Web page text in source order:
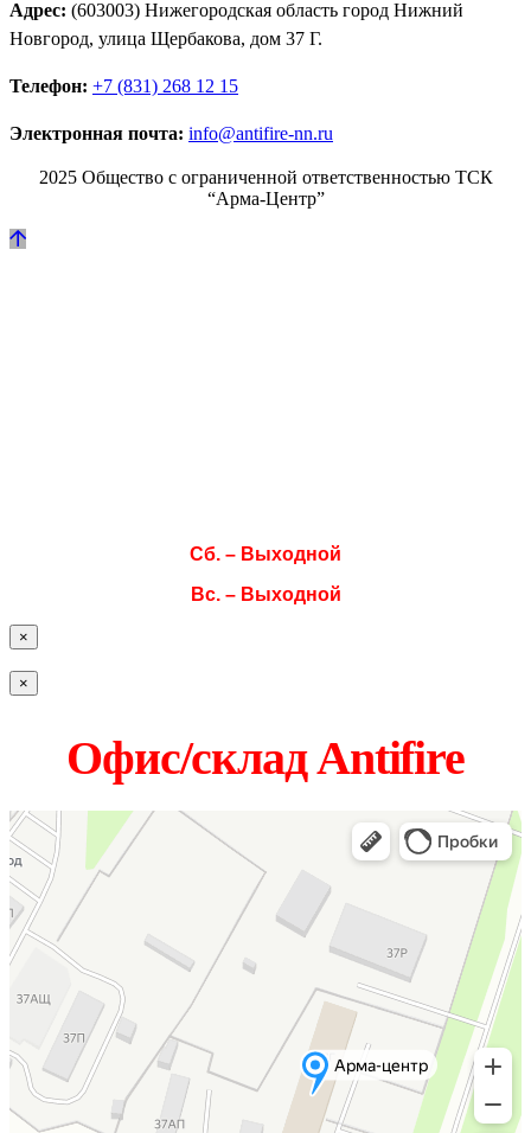
Адрес: (603003) Нижегородская область город Нижний
Новгород, улица Щербакова, дом 37 Г.
Телефон: +7 (831) 268 12 15
Электронная почта: info@antifire-nn.ru
2025 Общество с ограниченной ответственностью ТСК
“Арма-Центр”
Сб. – Выходной
Вс. – Выходной
×
×
Офис/склад Antifire